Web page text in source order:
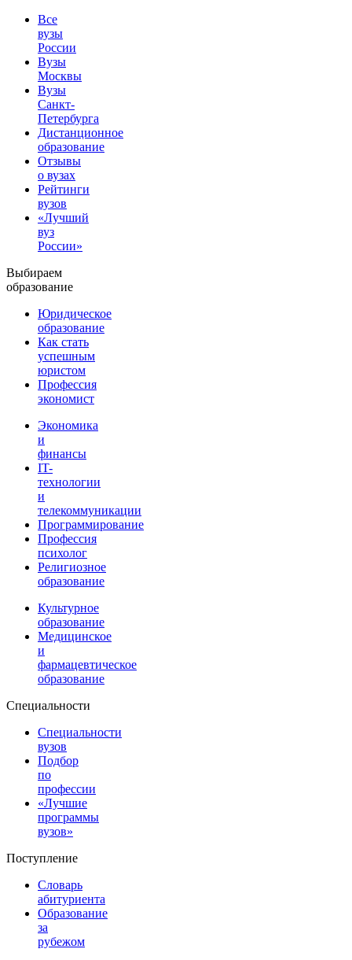
Все
вузы
России
Вузы
Москвы
Вузы
Санкт-
Петербурга
Дистанционное
образование
Отзывы
о вузах
Рейтинги
вузов
«Лучший
вуз
России»
Выбираем
образование
Юридическое
образование
Как стать
успешным
юристом
Профессия
экономист
Экономика
и
финансы
IT-
технологии
и
телекоммуникации
Программирование
Профессия
психолог
Религиозное
образование
Культурное
образование
Медицинское
и
фармацевтическое
образование
Специальности
Специальности
вузов
Подбор
по
профессии
«Лучшие
программы
вузов»
Поступление
Словарь
абитуриента
Образование
за
рубежом